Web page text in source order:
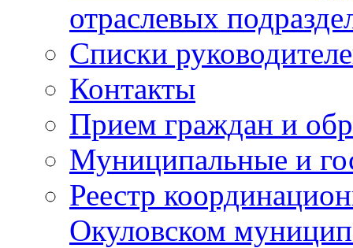
отраслевых
Списки
Контакты
Прием граждан и
Муниципальные и
Реестр
Окуловском